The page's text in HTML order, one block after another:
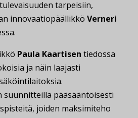
tarpeisiin,
innovaatiopäällikkö Verneri
Paula Kaartisen tiedossa
ja näin laajasti
suunnitteilla pääsääntöisesti
joiden maksimiteho